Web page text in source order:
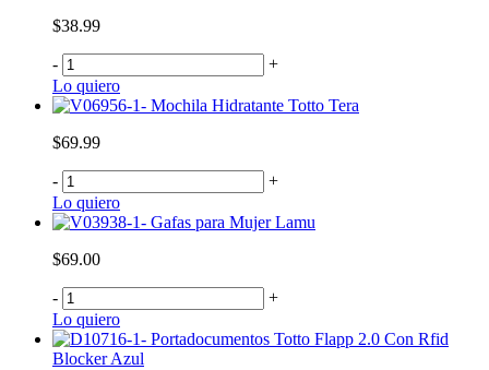
$38.99
-
+
Lo quiero
Mochila Hidratante Totto Tera
$69.99
-
+
Lo quiero
Gafas para Mujer Lamu
$69.00
-
+
Lo quiero
Portadocumentos Totto Flapp 2.0 Con Rfid
Blocker Azul